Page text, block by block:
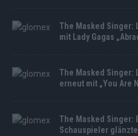
The Masked
mit Lady Gagas
The Masked Singer:
erneut mit „You Are
The Masked Singer:
Schauspieler